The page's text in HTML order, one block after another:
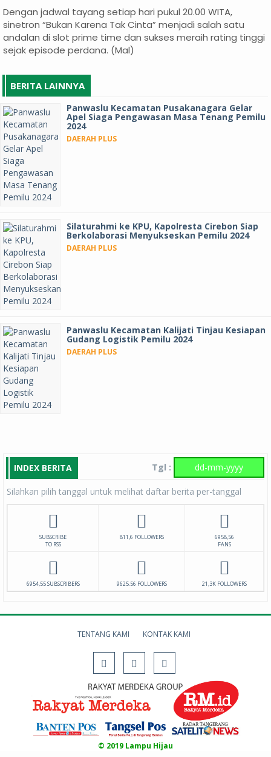
Dengan jadwal tayang setiap hari pukul 20.00 WITA,
sinetron “Bukan Karena Tak Cinta” menjadi salah satu
andalan di slot prime time dan sukses meraih rating tinggi
sejak episode perdana. (Mal)
BERITA LAINNYA
Panwaslu Kecamatan Pusakanagara Gelar
Apel Siaga Pengawasan Masa Tenang Pemilu
2024
DAERAH PLUS
Silaturahmi ke KPU, Kapolresta Cirebon Siap
Berkolaborasi Menyukseskan Pemilu 2024
DAERAH PLUS
Panwaslu Kecamatan Kalijati Tinjau Kesiapan
Gudang Logistik Pemilu 2024
DAERAH PLUS
INDEX BERITA Tgl :
Silahkan pilih tanggal untuk melihat daftar berita per-tanggal
SUBSCRIBE
TO RSS
811,6 FOLLOWERS
6958,56
FANS
6954,55 SUBSCRIBERS 9625.56 FOLLOWERS 21,3K FOLLOWERS
TENTANG KAMI KONTAK KAMI
© 2019 Lampu Hijau